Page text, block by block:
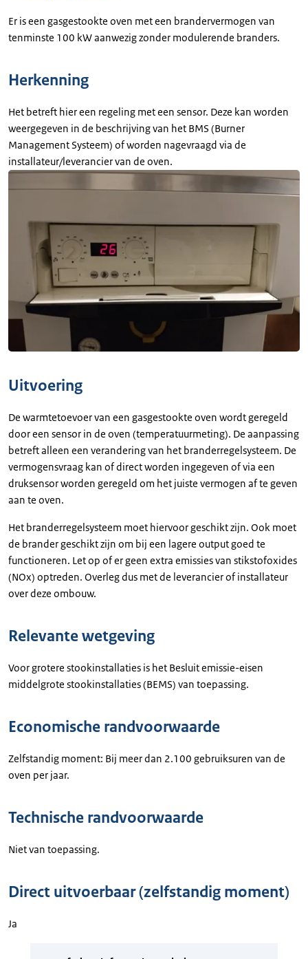
Er is een gasgestookte oven met een brandervermogen van
tenminste 100 kW aanwezig zonder modulerende branders.
Herkenning
Het betreft hier een regeling met een sensor. Deze kan worden
weergegeven in de beschrijving van het BMS (Burner
Management Systeem) of worden nagevraagd via de
installateur/leverancier van de oven.
Uitvoering
De warmtetoevoer van een gasgestookte oven wordt geregeld
door een sensor in de oven (temperatuurmeting). De aanpassing
betreft alleen een verandering van het branderregelsysteem. De
vermogensvraag kan of direct worden ingegeven of via een
druksensor worden geregeld om het juiste vermogen af te geven
aan te oven.
Het branderregelsysteem moet hiervoor geschikt zijn. Ook moet
de brander geschikt zijn om bij een lagere output goed te
functioneren. Let op of er geen extra emissies van stikstofoxides
(NOx) optreden. Overleg dus met de leverancier of installateur
over deze ombouw.
Relevante wetgeving
Voor grotere stookinstallaties is het Besluit emissie-eisen
middelgrote stookinstallaties (BEMS) van toepassing.
Economische randvoorwaarde
Zelfstandig moment: Bij meer dan 2.100 gebruiksuren van de
oven per jaar.
Technische randvoorwaarde
Niet van toepassing.
Direct uitvoerbaar (zelfstandig moment)
Ja